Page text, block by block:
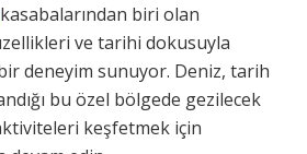
kasabalarından biri olan
ve tarihi dokusuyla
deneyim sunuyor. Deniz, tarih
bu özel bölgede gezilecek
keşfetmek için